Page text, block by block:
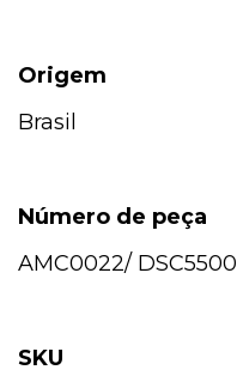
Origem
Brasil
Número de peça
AMC0022/ DSC5500
SKU